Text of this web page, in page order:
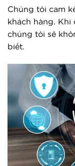
Chúng tôi cam
khách hàng. Khi
chúng tôi sẽ
biết.